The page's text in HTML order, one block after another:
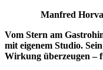
Manfred
Vom Stern am
mit eigenem Studio.
Wirkung überzeugen –